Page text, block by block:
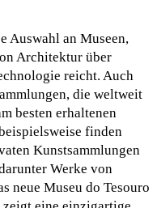
Auswahl an Museen,
Architektur über
reicht. Auch
die weltweit
besten erhaltenen
finden
Kunstsammlungen
Werke von
neue Museu do Tesouro